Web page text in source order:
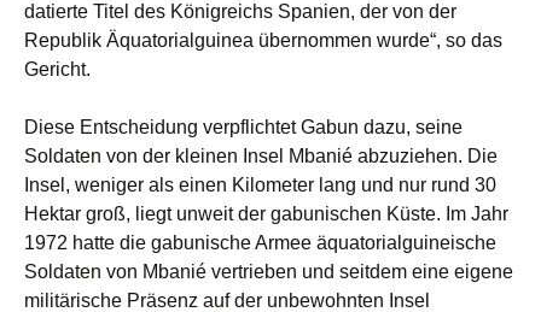
datierte Titel des Königreichs Spanien, der von der
Republik Äquatorialguinea übernommen wurde“, so das
Gericht.
Diese Entscheidung verpflichtet Gabun dazu, seine
Soldaten von der kleinen Insel Mbanié abzuziehen. Die
Insel, weniger als einen Kilometer lang und nur rund 30
Hektar groß, liegt unweit der gabunischen Küste. Im Jahr
1972 hatte die gabunische Armee äquatorialguineische
Soldaten von Mbanié vertrieben und seitdem eine eigene
militärische Präsenz auf der unbewohnten Insel